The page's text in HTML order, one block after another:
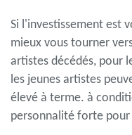
Si l'investissement est
mieux vous tourner
artistes décédés, pour
les jeunes artistes
élevé à terme. à
personnalité forte pour